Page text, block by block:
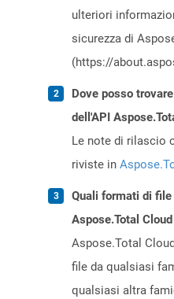
ulteriori
sicurezza di
(https://
Dove posso
dell'API
Le note di rilascio
riviste in
Quali formati di
Aspose.Total
Aspose.Total
file da qualsiasi
qualsiasi altra